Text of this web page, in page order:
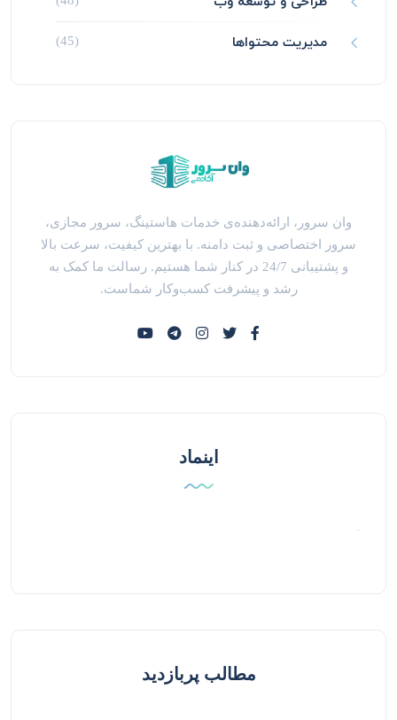
مدیریت محتواها
وان سرور، ارائه‌دهنده‌ی خدمات هاستینگ، سرور مجازی،
سرور اختصاصی و ثبت دامنه. با بهترین کیفیت، سرعت بالا
و پشتیبانی 24/7 در کنار شما هستیم. رسالت ما کمک به
رشد و پیشرفت کسب‌وکار شماست.
اینماد
مطالب پربازدید